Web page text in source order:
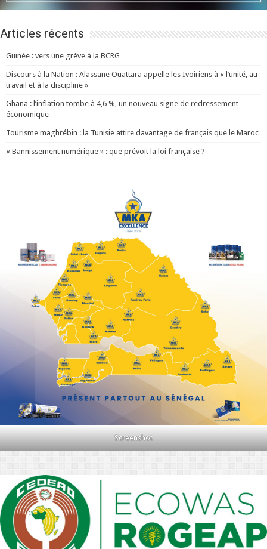
Articles récents
Guinée : vers une grève à la BCRG
Discours à la Nation : Alassane Ouattara appelle les Ivoiriens à « l’unité, au
travail et à la discipline »
Ghana : l’inflation tombe à 4,6 %, un nouveau signe de redressement
économique
Tourisme maghrébin : la Tunisie attire davantage de français que le Maroc
« Bannissement numérique » : que prévoit la loi française ?
Screenshot